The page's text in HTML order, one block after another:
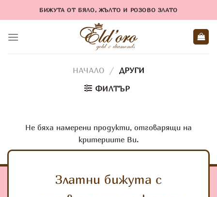
to
БИЖУТА ОТ БЯЛО, ЖЪЛТО И РОЗОВО ЗЛАТО
НАЧАЛО / ДРУГИ
ФИЛТЪР
Не бяха намерени продукти, отговарящи на
критериите Ви.
Златни бижута с